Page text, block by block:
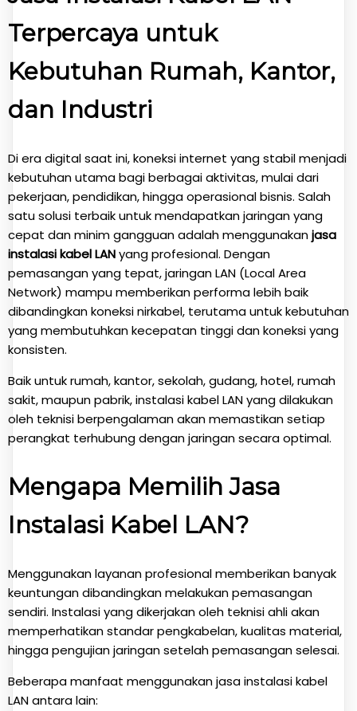
Terpercaya untuk
Kebutuhan Rumah, Kantor,
dan Industri
Di era digital saat ini, koneksi internet yang stabil menjadi
kebutuhan utama bagi berbagai aktivitas, mulai dari
pekerjaan, pendidikan, hingga operasional bisnis. Salah
satu solusi terbaik untuk mendapatkan jaringan yang
cepat dan minim gangguan adalah menggunakanjasa
instalasi kabel LANyang profesional. Dengan
pemasangan yang tepat, jaringan LAN (Local Area
Network) mampu memberikan performa lebih baik
dibandingkan koneksi nirkabel, terutama untuk kebutuhan
yang membutuhkan kecepatan tinggi dan koneksi yang
konsisten.
Baik untuk rumah, kantor, sekolah, gudang, hotel, rumah
sakit, maupun pabrik, instalasi kabel LAN yang dilakukan
oleh teknisi berpengalaman akan memastikan setiap
perangkat terhubung dengan jaringan secara optimal.
Mengapa Memilih Jasa
Instalasi Kabel LAN?
Menggunakan layanan profesional memberikan banyak
keuntungan dibandingkan melakukan pemasangan
sendiri. Instalasi yang dikerjakan oleh teknisi ahli akan
memperhatikan standar pengkabelan, kualitas material,
hingga pengujian jaringan setelah pemasangan selesai.
Beberapa manfaat menggunakan jasa instalasi kabel
LAN antara lain: